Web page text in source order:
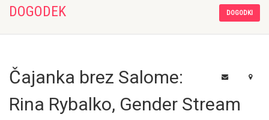
DOGODEK DOGODKI
Čajanka brez Salome:
Rina Rybalko, Gender Stream